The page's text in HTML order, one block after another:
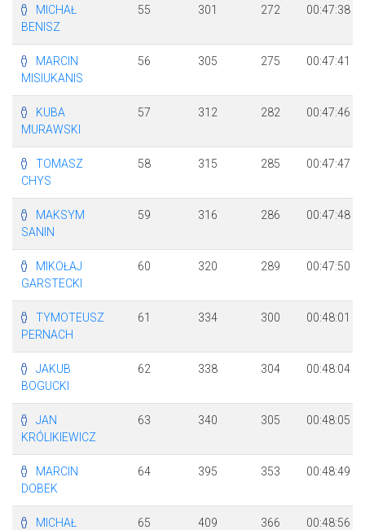
MICHAŁ
BENISZ
55 301 272 00:47:38
MARCIN
MISIUKANIS
56 305 275 00:47:41
KUBA
MURAWSKI
57 312 282 00:47:46
TOMASZ
CHYS
58 315 285 00:47:47
MAKSYM
SANIN
59 316 286 00:47:48
MIKOŁAJ
GARSTECKI
60 320 289 00:47:50
TYMOTEUSZ
PERNACH
61 334 300 00:48:01
JAKUB
BOGUCKI
62 338 304 00:48:04
JAN
KRÓLIKIEWICZ
63 340 305 00:48:05
MARCIN
DOBEK
64 395 353 00:48:49
MICHAŁ
65 409 366 00:48:56